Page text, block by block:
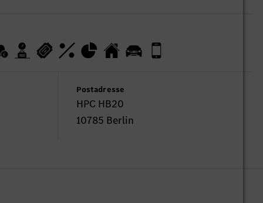
Postadresse
HPC HB20
10785 Berlin